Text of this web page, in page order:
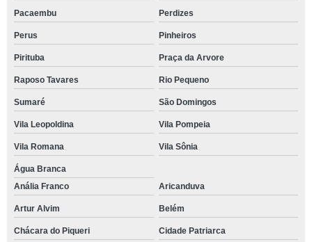
Pacaembu Perdizes
Perus Pinheiros
Pirituba Praça da Arvore
Raposo Tavares Rio Pequeno
Sumaré São Domingos
Vila Leopoldina Vila Pompeia
Vila Romana Vila Sônia
Água Branca
Anália Franco
Aricanduva
Artur Alvim Belém
Chácara do Piqueri Cidade Patriarca